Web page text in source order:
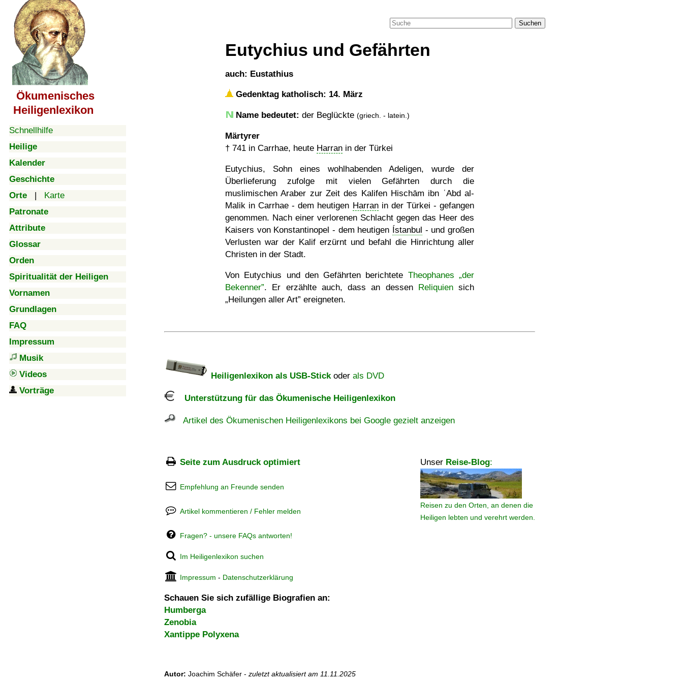
Ökumenisches
Heiligenlexikon
Schnellhilfe
Heilige
Kalender
Geschichte
Orte | Karte
Patronate
Attribute
Glossar
Orden
Spiritualität der Heiligen
Vornamen
Grundlagen
FAQ
Impressum
Musik
Videos
Vorträge
Suchen
Eutychius und Gefährten
auch: Eustathius
Gedenktag katholisch: 14. März
Name bedeutet: der Beglückte (griech. - latein.)
Märtyrer
† 741 in Carrhae, heute Harran in der Türkei
Eutychius, Sohn eines wohlhabenden Adeligen, wurde der
Überlieferung zufolge mit vielen Gefährten durch die
muslimischen Araber zur Zeit des Kalifen Hischām ibn ʿAbd al-
Malik in Carrhae - dem heutigen Harranin der Türkei - gefangen
genommen. Nach einer verlorenen Schlacht gegen das Heer des
Kaisers von Konstantinopel - dem heutigen Ístanbul - und großen
Verlusten war der Kalif erzürnt und befahl die Hinrichtung aller
Christen in der Stadt.
Von Eutychius und den Gefährten berichtete Theophanes „der
Bekenner”. Er erzählte auch, dass an dessen Reliquiensich
Heilungen aller Art ereigneten.
Heiligenlexikon als USB-Stickoder als DVD
Unterstützung für das Ökumenische Heiligenlexikon
Artikel des Ökumenischen Heiligenlexikons bei Google gezielt anzeigen
Seite zum Ausdruck optimiert Unser Reise-Blog:
Reisen zu den Orten, an denen die
Heiligen lebten und verehrt werden.
Empfehlung an Freunde senden
Artikel kommentieren / Fehler melden
Fragen? - unsere FAQs antworten!
Im Heiligenlexikon suchen
Impressum - Datenschutzerklärung
Schauen Sie sich zufällige Biografien an:
Humberga
Zenobia
Xantippe Polyxena
Autor: Joachim Schäfer - zuletzt aktualisiert am 11.11.2025